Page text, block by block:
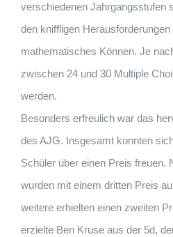
verschiedenen Jahrgangsstufen
den kniffligen
mathematisches Können. Je
zwischen 24 und 30 Multiple
werden.
Besonders erfreulich war das
des AJG. Insgesamt konnten
Schüler über einen Preis freuen.
wurden mit einem dritten Preis
weitere erhielten einen zweiten
erzielte Ben Kruse aus der 5d,